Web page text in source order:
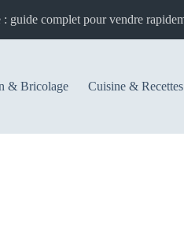
& Bricolage Cuisine & Recettes